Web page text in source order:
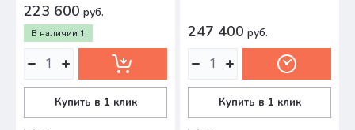
В наличии 1
223 600 руб.
Купить в 1 клик
247 400 руб.
Купить в 1 клик